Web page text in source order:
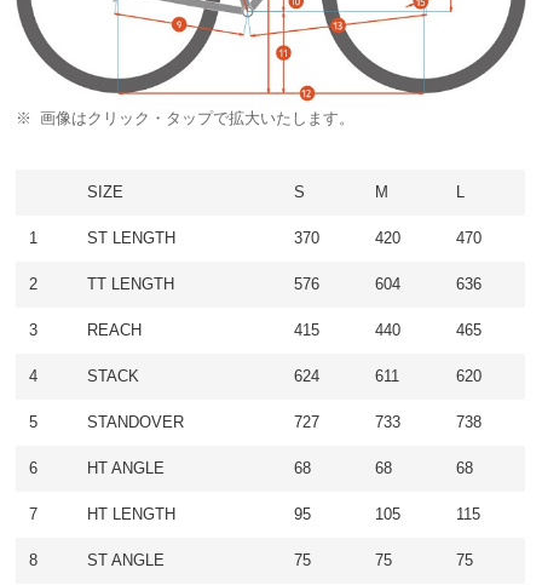
画像はクリック・タップで拡大いたします。
SIZE S M L
1 ST LENGTH 370 420 470
2 TT LENGTH 576 604 636
3 REACH 415 440 465
4 STACK 624 611 620
5 STANDOVER 727 733 738
6 HT ANGLE 68 68 68
7 HT LENGTH 95 105 115
8 ST ANGLE 75 75 75